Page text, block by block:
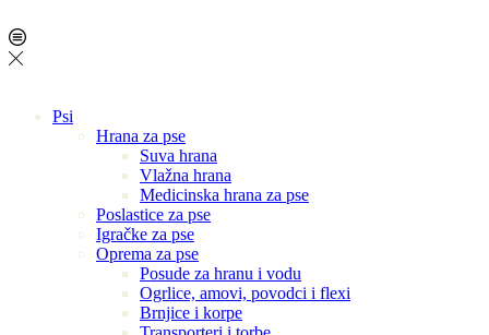
Psi
Hrana za pse
Suva hrana
Vlažna hrana
Medicinska hrana za pse
Poslastice za pse
Igračke za pse
Oprema za pse
Posude za hranu i vodu
Ogrlice, amovi, povodci i flexi
Brnjice i korpe